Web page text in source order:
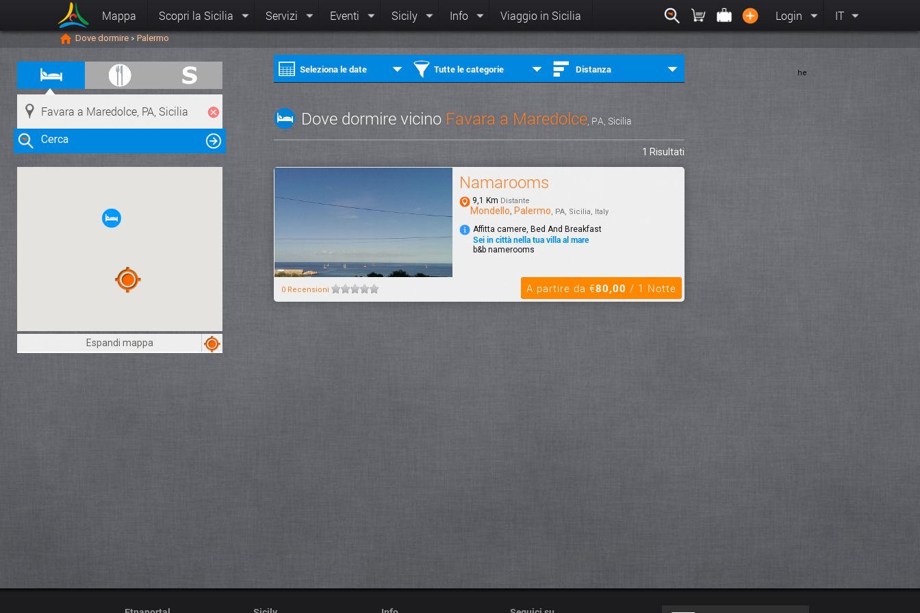
Mappa Scopri la Sicilia Servizi Eventi Sicily Info Viaggio in Sicilia Login IT
Dove dormire > Palermo
Cerca
Clicca su una risorsa nella mappa
Espandi mappa
Seleziona le date Tutte le categorie Distanza
Dove dormire vicino Favara a Maredolce , PA, Sicilia
1 Risultati
Namarooms
9,1 Km Distante
Mondello, Palermo, PA, Sicilia, Italy
Affitta camere, Bed And Breakfast
Sei in città nella tua villa al mare
b&b namerooms
0 Recensioni A partire da €80,00 / 1 Notte
he